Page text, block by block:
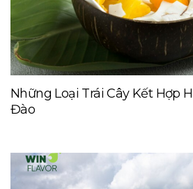
Những Loại Trái Cây Kết Hợp
Đào